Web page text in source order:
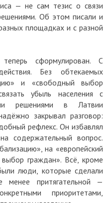
— не сам тезис о связи
Об этом писали и
площадках и с разной
сформулирован. С
Без обтекаемых
и «свободный выбор
убыль населения с
решениями в Латвии
закрывал разговор:
рефлекс. Он избавлял
содержательный вопрос.
на «европейский
граждан». Всё, кроме
люди, которые сделали
менее притягательной —
приоритетами,